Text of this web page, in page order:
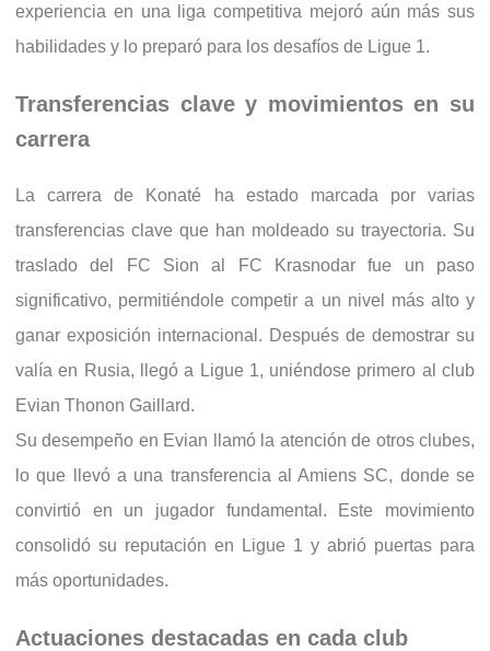
experiencia en una liga competitiva mejoró aún más sus
habilidades y lo preparó para los desafíos de Ligue 1.
Transferencias clave y movimientos en su
carrera
La carrera de Konaté ha estado marcada por varias
transferencias clave que han moldeado su trayectoria. Su
traslado del FC Sion al FC Krasnodar fue un paso
significativo, permitiéndole competir a un nivel más alto y
ganar exposición internacional. Después de demostrar su
valía en Rusia, llegó a Ligue 1, uniéndose primero al club
Evian Thonon Gaillard.
Su desempeño en Evian llamó la atención de otros clubes,
lo que llevó a una transferencia al Amiens SC, donde se
convirtió en un jugador fundamental. Este movimiento
consolidó su reputación en Ligue 1 y abrió puertas para
más oportunidades.
Actuaciones destacadas en cada club